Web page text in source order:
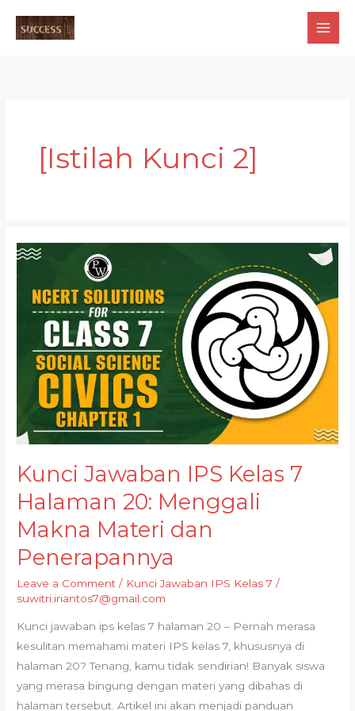
[Istilah Kunci 2]
Kunci Jawaban IPS Kelas 7
Halaman 20: Menggali
Makna Materi dan
Penerapannya
Leave a Comment / Kunci Jawaban IPS Kelas 7 /
suwitri.iriantos7@gmail.com
Kunci jawaban ips kelas 7 halaman 20 – Pernah merasa
kesulitan memahami materi IPS kelas 7, khususnya di
halaman 20? Tenang, kamu tidak sendirian! Banyak siswa
yang merasa bingung dengan materi yang dibahas di
halaman tersebut. Artikel ini akan menjadi panduan